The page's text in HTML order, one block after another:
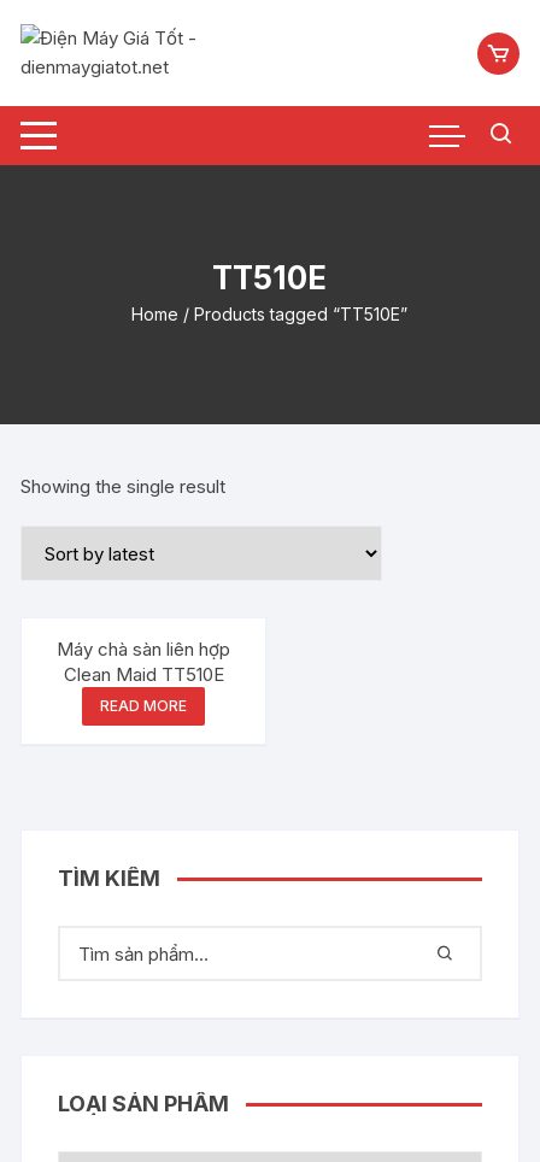
nội
TT510E
Home / Products tagged “TT510E”
Showing the single result
Máy chà sàn liên hợp
Clean Maid TT510E
READ MORE
TÌM KIẾM
LOẠI SẢN PHẨM